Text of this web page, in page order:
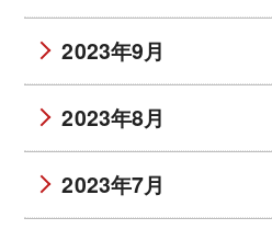
2023年9月
2023年8月
2023年7月